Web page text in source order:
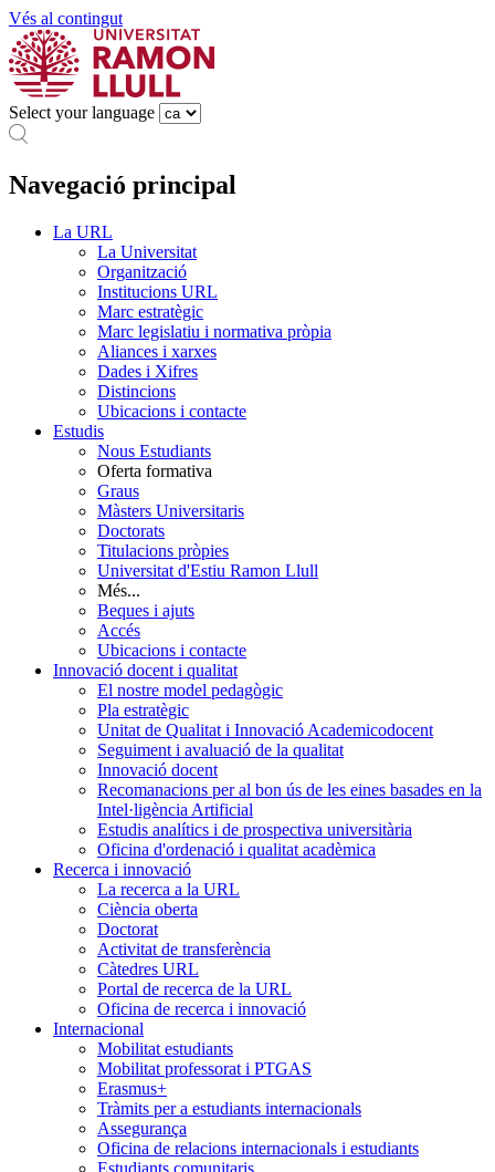
Vés al contingut
Select your language
Navegació principal
La URL
La Universitat
Organització
Institucions URL
Marc estratègic
Marc legislatiu i normativa pròpia
Aliances i xarxes
Dades i Xifres
Distincions
Ubicacions i contacte
Estudis
Nous Estudiants
Oferta formativa
Graus
Màsters Universitaris
Doctorats
Titulacions pròpies
Universitat d'Estiu Ramon Llull
Més...
Beques i ajuts
Accés
Ubicacions i contacte
Innovació docent i qualitat
El nostre model pedagògic
Pla estratègic
Unitat de Qualitat i Innovació Academicodocent
Seguiment i avaluació de la qualitat
Innovació docent
Recomanacions per al bon ús de les eines basades en la
Intel·ligència Artificial
Estudis analítics i de prospectiva universitària
Oficina d'ordenació i qualitat acadèmica
Recerca i innovació
La recerca a la URL
Ciència oberta
Doctorat
Activitat de transferència
Càtedres URL
Portal de recerca de la URL
Oficina de recerca i innovació
Internacional
Mobilitat estudiants
Mobilitat professorat i PTGAS
Erasmus+
Tràmits per a estudiants internacionals
Assegurança
Oficina de relacions internacionals i estudiants
Estudiants comunitaris